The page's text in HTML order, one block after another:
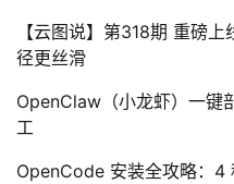
【云图说】第318期 重磅
径更丝滑
OpenClaw（小龙虾）一键
工
OpenCode 安装全攻略：